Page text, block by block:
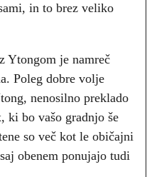
in to brez veliko
Ytongom je namreč
Poleg dobre volje
nenosilno preklado
bo vašo gradnjo še
so več kot le običajni
obenem ponujajo tudi